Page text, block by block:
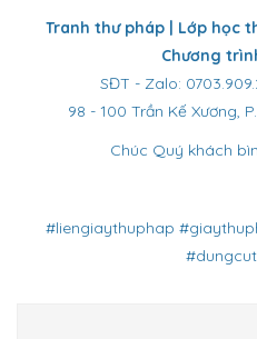
Tranh thư pháp | Lớp học
Chương
SĐT - Zalo:
98 - 100 Trần Kế Xương,
Chúc Quý khách
#liengiaythuphap